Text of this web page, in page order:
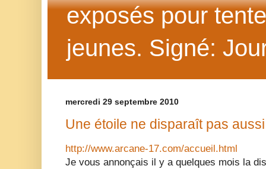
exposés pour
jeunes. Signé:
mercredi 29 septembre 2010
Une étoile ne disparaît pas
http://www.arcane-17.com/accueil.html
Je vous annonçais il y a quelques mois la